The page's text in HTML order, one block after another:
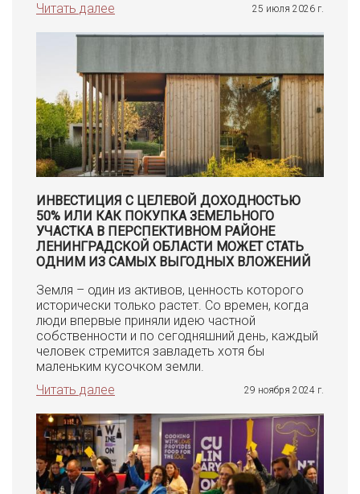
Читать далее
25 июля 2026 г.
ИНВЕСТИЦИЯ С ЦЕЛЕВОЙ ДОХОДНОСТЬЮ
50% ИЛИ КАК ПОКУПКА ЗЕМЕЛЬНОГО
УЧАСТКА В ПЕРСПЕКТИВНОМ РАЙОНЕ
ЛЕНИНГРАДСКОЙ ОБЛАСТИ МОЖЕТ СТАТЬ
ОДНИМ ИЗ САМЫХ ВЫГОДНЫХ ВЛОЖЕНИЙ
Земля – один из активов, ценность которого
исторически только растет. Со времен, когда
люди впервые приняли идею частной
собственности и по сегодняшний день, каждый
человек стремится завладеть хотя бы
маленьким кусочком земли.
Читать далее
29 ноября 2024 г.